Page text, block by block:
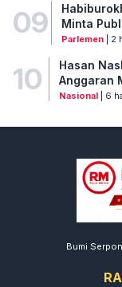
09
Minta
Parlemen| 2
10
Hasan
Anggaran
Nasional| 6
Bumi